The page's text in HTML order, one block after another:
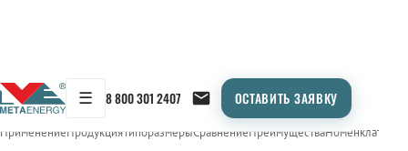
☰ 8 800 301 2407 ОСТАВИТЬ ЗАЯВКУ
← Продукция/ШИНОПРОВОД
ПрименениеПродукцияТипоразмерыСравнениеПреимуществаНоменклатура